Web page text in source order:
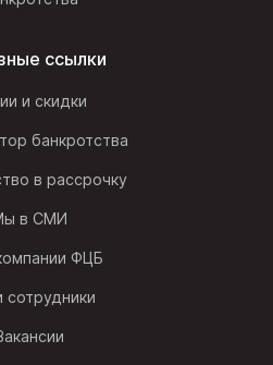
ссылки
и скидки
банкротства
в рассрочку
в СМИ
ФЦБ
сотрудники